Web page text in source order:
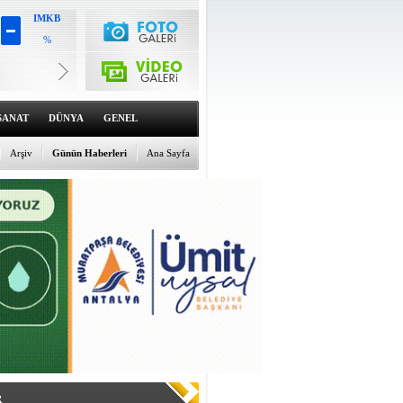
IMKB
%
6516.58
%0.38
Dolar
47.5934
%0.02
Euro
55.0526
%0.02
DÜNYA GENEL
Ana Sayfa
Günün Haberleri
Arşiv